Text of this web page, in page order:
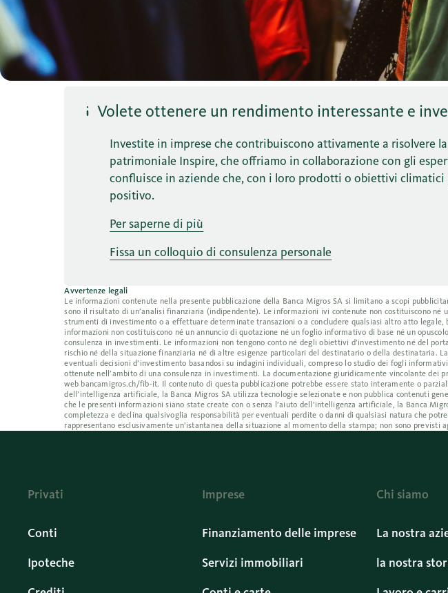
Volete ottenere un rendimento interessante e
Investite in imprese che contribuiscono attivamente a risolvere
patrimoniale Inspire, che offriamo in collaborazione con gli
confluisce in aziende che, con i loro prodotti o obiettivi
positivo.
Per saperne di più
Fissa un colloquio di consulenza personale
Avvertenze legali
Le informazioni contenute nella presente pubblicazione della Banca Migros SA si limitano a scopi
sono il risultato di un’analisi finanziaria (indipendente). Le informazioni ivi contenute non costituiscono né
strumenti di investimento o a effettuare determinate transazioni o a concludere qualsiasi altro atto
informazioni non costituiscono né un annuncio di quotazione né un foglio informativo di base né un
consulenza in investimenti. Le informazioni non tengono conto né degli obiettivi d’investimento né del
rischio né della situazione finanziaria né di altre esigenze particolari del destinatario o della destinataria.
eventuali decisioni d’investimento basandosi su indagini individuali, compreso lo studio dei fogli
ottenute nell’ambito di una consulenza in investimenti. La documentazione giuridicamente vincolante dei
web bancamigros.ch/fib-it. Il contenuto di questa pubblicazione potrebbe essere stato interamente o
dell’intelligenza artificiale, la Banca Migros SA utilizza tecnologie selezionate e non pubblica contenuti
che le presenti informazioni siano state create con o senza l’aiuto dell’intelligenza artificiale, la Banca
completezza e declina qualsivoglia responsabilità per eventuali perdite o danni di qualsiasi natura che
rappresentano esclusivamente un’istantanea della situazione al momento della stampa; non sono previsti
Privati
Conti
Ipoteche
Imprese
Finanziamento delle imprese
Servizi immobiliari
Chi siamo
La nostra
la nostra